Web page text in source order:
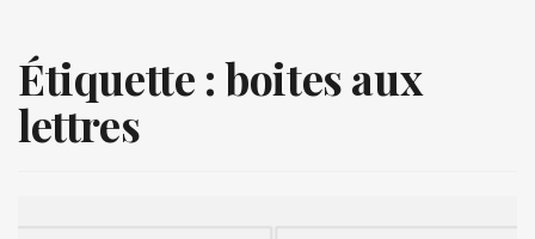
Étiquette :boites aux
lettres